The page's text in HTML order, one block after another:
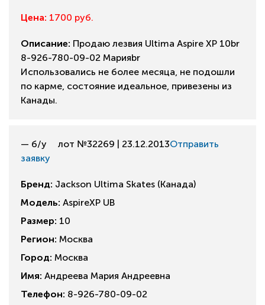
Цена: 1700 руб.
Описание: Продаю лезвия Ultima Aspire XP 10br
8-926-780-09-02 Марияbr
Использовались не более месяца, не подошли
по карме, состояние идеальное, привезены из
Канады.
— б/у лот №32269 | 23.12.2013Отправить
заявку
Бренд: Jackson Ultima Skates (Канада)
Модель: AspireXP UB
Размер: 10
Регион: Москва
Город: Москва
Имя: Андреева Мария Андреевна
Телефон: 8-926-780-09-02